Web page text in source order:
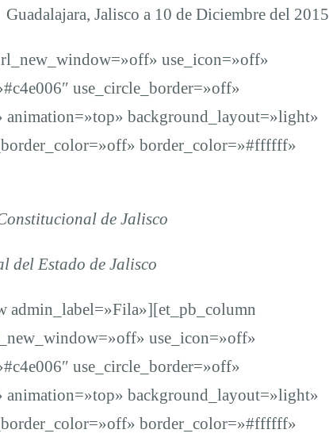
Guadalajara, Jalisco a 10 de Diciembre del 2015
use_icon=»off»
use_circle_border=»off»
animation=»top» background_layout=»light»
border_color=»#ffffff»
de Jalisco
del Estado de Jalisco
use_icon=»off»
use_circle_border=»off»
animation=»top» background_layout=»light»
border_color=»#ffffff»